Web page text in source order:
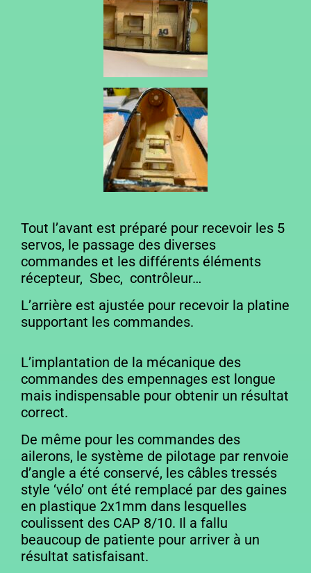
Tout l’avant est préparé pour recevoir les 5
servos, le passage des diverses
commandes et les différents éléments
récepteur, Sbec, contrôleur…
L’arrière est ajustée pour recevoir la platine
supportant les commandes.
L’implantation de la mécanique des
commandes des empennages est longue
mais indispensable pour obtenir un résultat
correct.
De même pour les commandes des
ailerons, le système de pilotage par renvoie
d’angle a été conservé, les câbles tressés
style ‘vélo’ ont été remplacé par des gaines
en plastique 2x1mm dans lesquelles
coulissent des CAP 8/10. Il a fallu
beaucoup de patiente pour arriver à un
résultat satisfaisant.